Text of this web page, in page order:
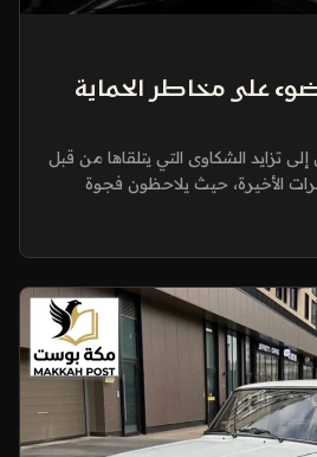
على مخاطر الحماية
تزايد الشكاوى التي يتلقاها من قبل
الأخيرة، حيث يلاحظون فجوة